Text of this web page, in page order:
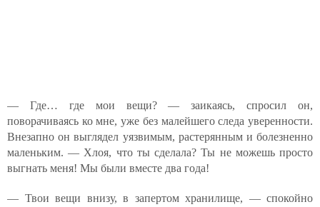
— Где… где мои вещи? — заикаясь, спросил он,
поворачиваясь ко мне, уже без малейшего следа уверенности.
Внезапно он выглядел уязвимым, растерянным и болезненно
маленьким. — Хлоя, что ты сделала? Ты не можешь просто
выгнать меня! Мы были вместе два года!
— Твои вещи внизу, в запертом хранилище, — спокойно